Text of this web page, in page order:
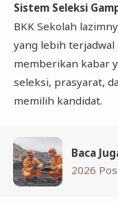
Sistem Seleksi
BKK Sekolah
yang lebih
memberikan kabar
seleksi, prasyarat,
memilih kandidat.
Baca
2026